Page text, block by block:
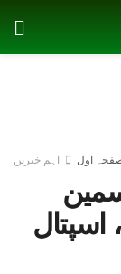
اول اہم خبریں